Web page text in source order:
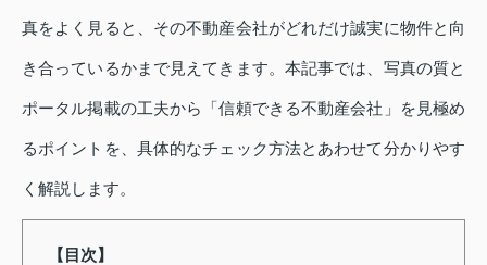
真をよく見ると、その不動産会社がどれだけ誠実に物件と向
き合っているかまで見えてきます。本記事では、写真の質と
ポータル掲載の工夫から「信頼できる不動産会社」を見極め
るポイントを、具体的なチェック方法とあわせて分かりやす
く解説します。
【目次】